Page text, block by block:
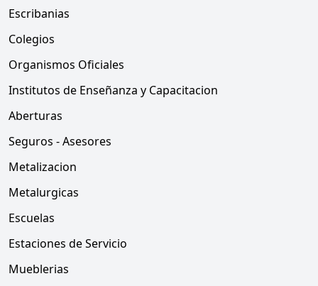
Escribanias
Colegios
Organismos Oficiales
Institutos de Enseñanza y Capacitacion
Aberturas
Seguros - Asesores
Metalizacion
Metalurgicas
Escuelas
Estaciones de Servicio
Mueblerias